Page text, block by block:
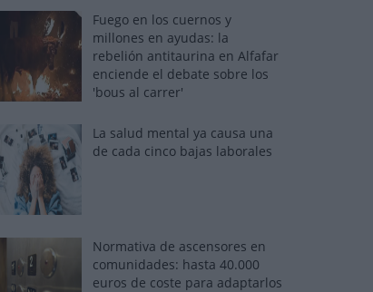
Fuego en los cuernos y
millones en ayudas: la
rebelión antitaurina en Alfafar
enciende el debate sobre los
'bous al carrer'
La salud mental ya causa una
de cada cinco bajas laborales
Normativa de ascensores en
comunidades: hasta 40.000
euros de coste para adaptarlos